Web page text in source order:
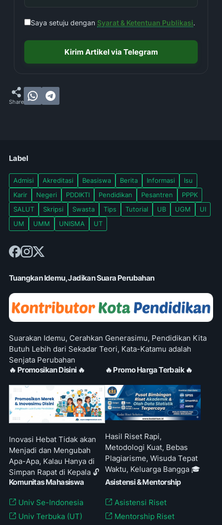
Saya setuju dengan Syarat & Ketentuan Publikasi.
Kirim Artikel via Telegram
Label
Admisi Akreditasi Beasiswa Berita Informasi
Isu
Karir
Negeri PDDIKTI Pendidikan Pesantren
PPPK
SALUT
Skripsi Swasta Tips Tutorial UB UGM
UI
UM
UMM UNISMA UT
Tuangkan Idemu, Jadikan Suara Perubahan
Suarakan Idemu, Cerahkan Generasimu, Pendidikan Kita
Butuh Lebih dari Sekadar Teori, Kata-Katamu adalah
Senjata Perubahan
🔥 Promosikan Disini 🔥
Inovasi Hebat Tidak akan
Menjadi dan Mengubah
Apa-Apa, Kalau Hanya di
Simpan Rapat di Kepala 🔓
🔥 Promo Harga Terbaik 🔥
Hasil Riset Rapi,
Metodologi Kuat, Bebas
Plagiarisme, Wisuda Tepat
Waktu, Keluarga Bangga 🎓
Komunitas Mahasiswa
Univ Se-Indonesia
Univ Terbuka (UT)
Asistensi & Mentorship
Asistensi Riset
Mentorship Riset